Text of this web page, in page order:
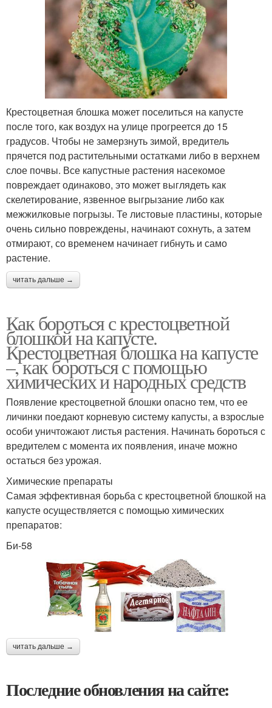
Крестоцветная блошка может поселиться на капусте
после того, как воздух на улице прогреется до 15
градусов. Чтобы не замерзнуть зимой, вредитель
прячется под растительными остатками либо в верхнем
слое почвы. Все капустные растения насекомое
повреждает одинаково, это может выглядеть как
скелетирование, язвенное выгрызание либо как
межжилковые погрызы. Те листовые пластины, которые
очень сильно повреждены, начинают сохнуть, а затем
отмирают, со временем начинает гибнуть и само
растение.
читать дальше →
Как бороться с крестоцветной
блошкой на капусте.
Крестоцветная блошка на капусте
–, как бороться с помощью
химических и народных средств
Появление крестоцветной блошки опасно тем, что ее
личинки поедают корневую систему капусты, а взрослые
особи уничтожают листья растения. Начинать бороться с
вредителем с момента их появления, иначе можно
остаться без урожая.
Химические препараты
Самая эффективная борьба с крестоцветной блошкой на
капусте осуществляется с помощью химических
препаратов:
Би-58
читать дальше →
Последние обновления на сайте: